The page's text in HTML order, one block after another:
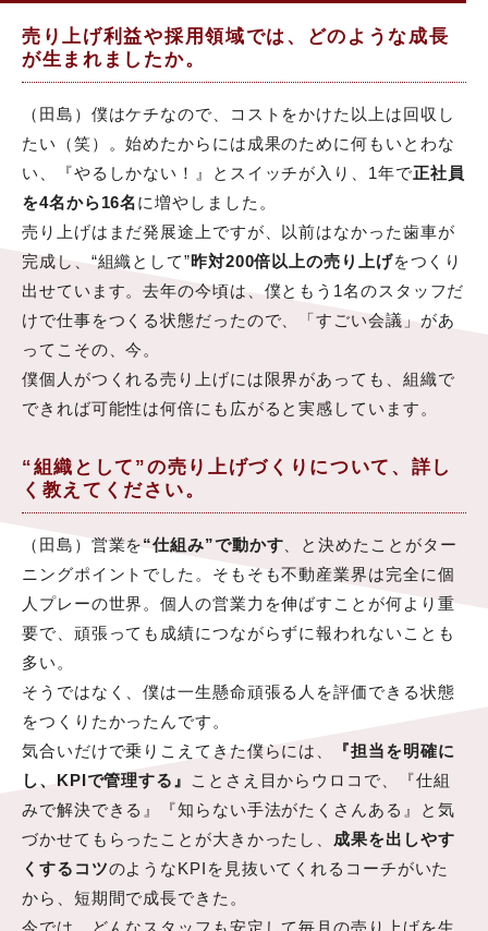
売り上げ利益や採用領域では、どのような成長
が生まれましたか。
（田島）僕はケチなので、コストをかけた以上は回収し
たい（笑）。始めたからには成果のために何もいとわな
い、『やるしかない！』とスイッチが入り、1年で正社員
を4名から16名に増やしました。
売り上げはまだ発展途上ですが、以前はなかった歯車が
完成し、“組織として”昨対200倍以上の売り上げをつくり
出せています。去年の今頃は、僕ともう1名のスタッフだ
けで仕事をつくる状態だったので、「すごい会議」があ
ってこその、今。
僕個人がつくれる売り上げには限界があっても、組織で
できれば可能性は何倍にも広がると実感しています。
“組織として”の売り上げづくりについて、詳し
く教えてください。
（田島）営業を“仕組み”で動かす 、と決めたことがター
ニングポイントでした。そもそも不動産業界は完全に個
人プレーの世界。個人の営業力を伸ばすことが何より重
要で、頑張っても成績につながらずに報われないことも
多い。
そうではなく、僕は一生懸命頑張る人を評価できる状態
をつくりたかったんです。
気合いだけで乗りこえてきた僕らには、
『担当を明確に
し、KPIで管理する』
ことさえ目からウロコで、『仕組
みで解決できる』『知らない手法がたくさんある』と気
づかせてもらったことが大きかったし、 成果を出しやす
くするコツのようなKPIを見抜いてくれるコーチがいた
から、短期間で成長できた。
今では、どんなスタッフも安定して毎月の売り上げを生